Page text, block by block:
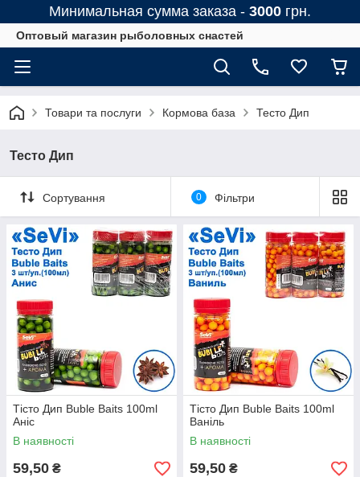
Минимальная сумма заказа - 3000 грн.
Оптовый магазин рыболовных снастей
Товари та послуги Кормова база Тесто Дип
Тесто Дип
Сортування 0 Фільтри
Тісто Дип Buble Baits 100ml
Аніс
В наявності
59,50 ₴
Тісто Дип Buble Baits 100ml
Ваніль
В наявності
59,50 ₴